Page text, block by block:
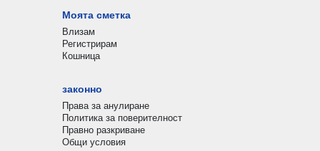
Моята сметка
Влизам
Регистрирам
Кошница
законно
Права за анулиране
Политика за поверителност
Правно разкриване
Общи условия